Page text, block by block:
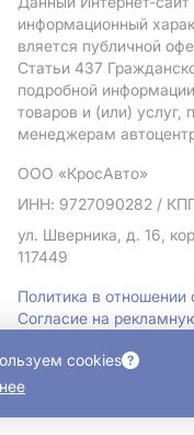
информационный
вляется публичной
Статьи 437
подробной
товаров и (или) услуг,
менеджерам
ООО «КросАвто»
ИНН: 9727090282 /
ул. Шверника, д. 16,
117449
Политика в отношении
Согласие на
cookies